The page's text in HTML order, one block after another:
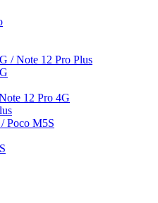
/ Note 12 Pro Plus
12 Pro 4G
Poco M5S